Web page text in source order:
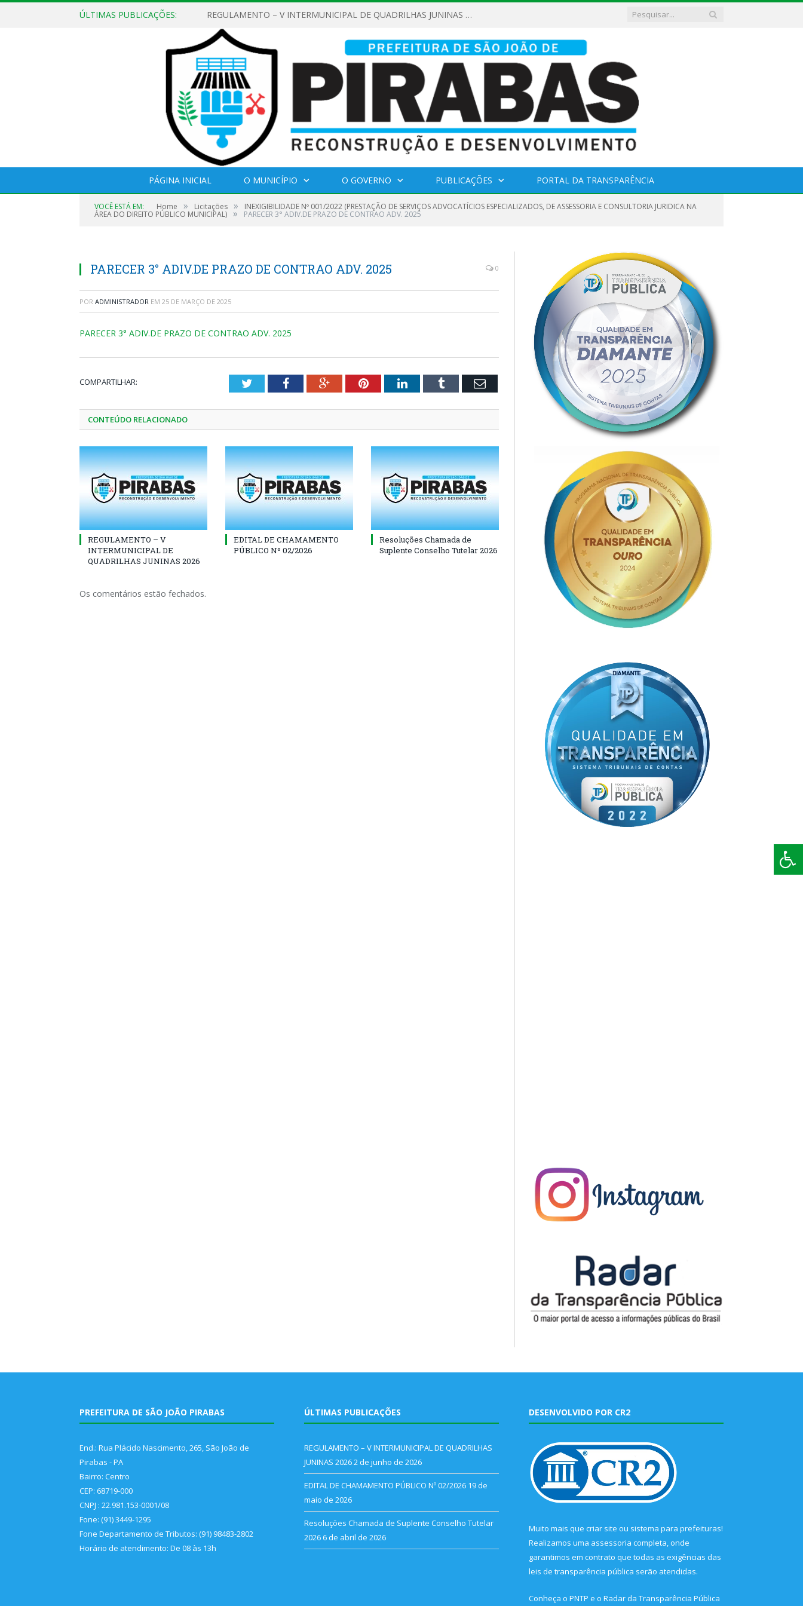
ÚLTIMAS PUBLICAÇÕES: REGULAMENTO – V INTERMUNICIPAL DE QUADRILHAS JUNINAS 2026
PÁGINA INICIAL O MUNICÍPIO O GOVERNO PUBLICAÇÕES PORTAL DA TRANSPARÊNCIA
VOCÊ ESTÁ EM: Home » Licitações » INEXIGIBILIDADE Nº 001/2022 (PRESTAÇÃO DE SERVIÇOS ADVOCATÍCIOS ESPECIALIZADOS, DE ASSESSORIA E CONSULTORIA JURIDICA NA
ÁREA DO DIREITO PÚBLICO MUNICIPAL) » PARECER 3° ADIV.DE PRAZO DE CONTRAO ADV. 2025
PARECER 3° ADIV.DE PRAZO DE CONTRAO ADV. 2025 0
POR ADMINISTRADOR EM 25 DE MARÇO DE 2025
PARECER 3° ADIV.DE PRAZO DE CONTRAO ADV. 2025
COMPARTILHAR: TwitterFacebookGoogle+PinterestLinkedInTumblr Email
CONTEÚDO RELACIONADO
REGULAMENTO – V
INTERMUNICIPAL DE
QUADRILHAS JUNINAS 2026
EDITAL DE CHAMAMENTO
PÚBLICO Nº 02/2026
Resoluções Chamada de
Suplente Conselho Tutelar 2026
Os comentários estão fechados.
PREFEITURA DE SÃO JOÃO PIRABAS
End.: Rua Plácido Nascimento, 265, São João de
Pirabas - PA
Bairro: Centro
CEP: 68719-000
CNPJ : 22.981.153-0001/08
Fone: (91) 3449-1295
Fone Departamento de Tributos: (91) 98483-2802
Horário de atendimento: De 08 às 13h
ÚLTIMAS PUBLICAÇÕES
REGULAMENTO – V INTERMUNICIPAL DE QUADRILHAS
JUNINAS 20262 de junho de 2026
EDITAL DE CHAMAMENTO PÚBLICO Nº 02/2026 19 de
maio de 2026
Resoluções Chamada de Suplente Conselho Tutelar
2026 6 de abril de 2026
DESENVOLVIDO POR CR2
Muito mais que criar site ou sistema para prefeituras!
Realizamos uma assessoria completa, onde
garantimos em contrato que todas as exigências das
leis de transparência pública serão atendidas.
Conheça o PNTP e o Radar da Transparência Pública